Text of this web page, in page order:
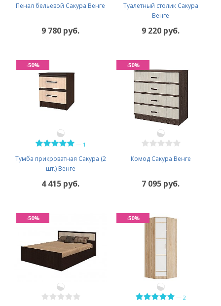
Пенал бельевой Сакура Венге
9 780 руб.
Туалетный столик Сакура
Венге
9 220 руб.
1
Тумба прикроватная Сакура (2
шт.) Венге
4 415 руб.
-50%
Комод Сакура Венге
7 095 руб.
-50%
-50%
2
-50%